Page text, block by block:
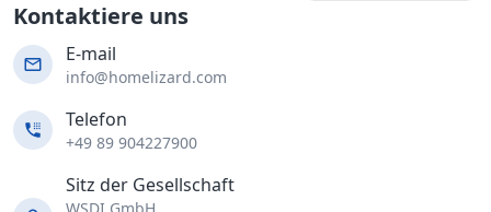
Kontaktiere uns
E-mail
info@homelizard.com
Telefon
+49 89 904227900
Sitz der Gesellschaft